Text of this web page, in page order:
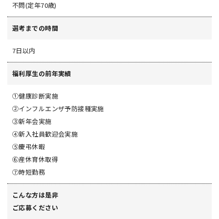
不問(定年70歳)
選考までの時間
7日以内
福利厚生の前年実績
①健康診断実施
②インフルエンザ予防接種実施
③新年会実施
➃新入社員歓迎会実施
⑤慶弔休暇
⑥産休育休取得
⑦時短勤務
こんな方は是非
ご応募ください